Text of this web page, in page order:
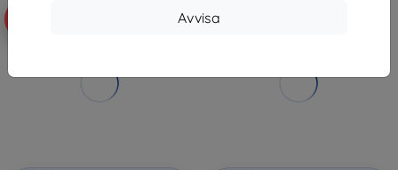
Avvisa-50%